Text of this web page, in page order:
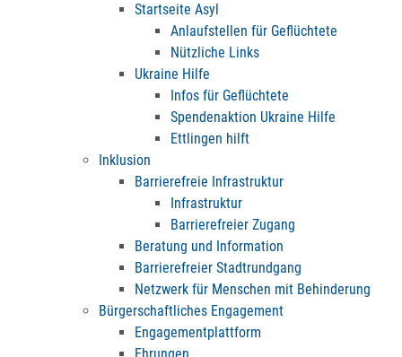
Startseite Asyl
Anlaufstellen für Geflüchtete
Nützliche Links
Ukraine Hilfe
Infos für Geflüchtete
Spendenaktion Ukraine Hilfe
Ettlingen hilft
Inklusion
Barrierefreie Infrastruktur
Infrastruktur
Barrierefreier Zugang
Beratung und Information
Barrierefreier Stadtrundgang
Netzwerk für Menschen mit Behinderung
Bürgerschaftliches Engagement
Engagementplattform